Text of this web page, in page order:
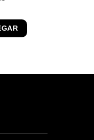
Armario Placard Con